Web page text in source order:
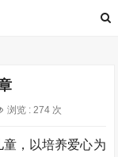
浏览 : 274 次
，以培养爱心为